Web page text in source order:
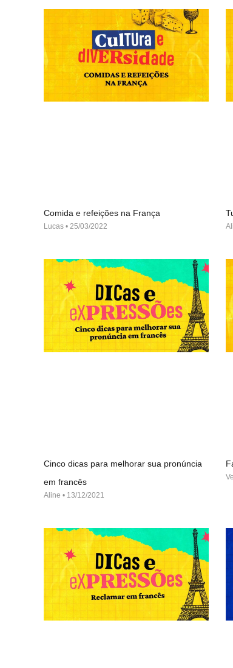
Comida e refeições na França
Lucas 25/03/2022
Cinco dicas para melhorar sua pronúncia
em francês
Aline 13/12/2021